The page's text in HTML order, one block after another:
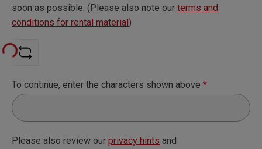
soon as possible. (Please also note our terms and
conditions for rental material)
Loading...
To continue, enter the characters shown above *
Please also review our privacy hints and